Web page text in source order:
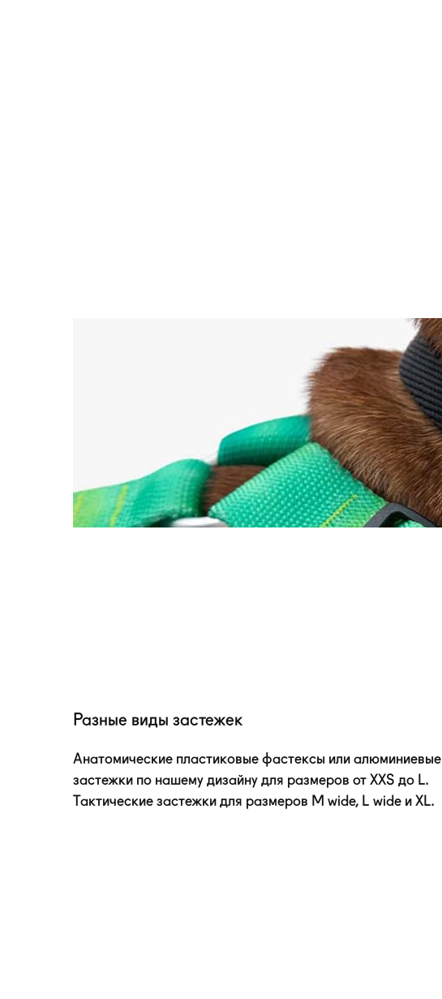
Разные виды застежек
Анатомические пластиковые фастексы или алюминиевые
застежки по нашему дизайну для размеров от XXS до L.
Тактические застежки для размеров M wide, L wide и XL.